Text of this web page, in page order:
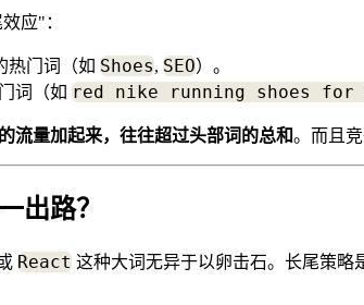
应"：
热门词（如 Shoes, SEO）。
词（如 red nike running shoes for
流量加起来，往往超过头部词的总和。而且竞
出路？
React 这种大词无异于以卵击石。长尾策略